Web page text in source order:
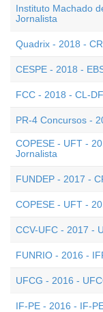
Instituto Machado
Jornalista
Quadrix - 2018 -
CESPE - 2018 -
FCC - 2018 - CL-
PR-4 Concursos -
COPESE - UFT -
Jornalista
FUNDEP - 2017 -
COPESE - UFT -
CCV-UFC - 2017 -
FUNRIO - 2016 -
UFCG - 2016 -
IF-PE - 2016 - IF-